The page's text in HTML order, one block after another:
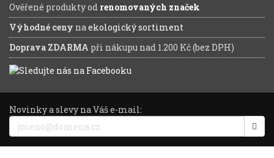
Ověřené produkty od renomovaných značek
Výhodné ceny naekologický sortiment
Doprava ZDARMA při nákupu nad 1.200 Kč (bez DPH)
Novinky a slevy na Váš e-mail: